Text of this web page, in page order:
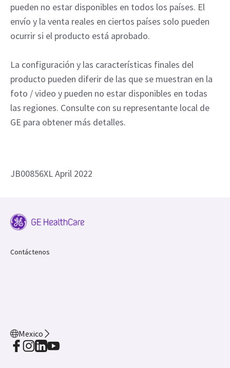
pueden no estar disponibles en todos los países. El
envío y la venta reales en ciertos países solo pueden
ocurrir si el producto está aprobado.
La configuración y las características finales del
producto pueden diferir de las que se muestran en la
foto / video y pueden no estar disponibles en todas
las regiones. Consulte con su representante local de
GE para obtener más detalles.
JB00856XL April 2022
Contáctenos
Mexico